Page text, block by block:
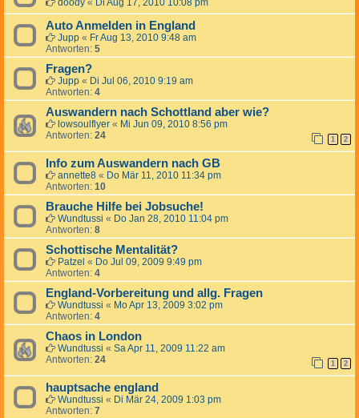
doody « Di Aug 17, 2010 10:08 pm
Auto Anmelden in England
Jupp « Fr Aug 13, 2010 9:48 am
Antworten: 5
Fragen?
Jupp « Di Jul 06, 2010 9:19 am
Antworten: 4
Auswandern nach Schottland aber wie?
lowsoulflyer « Mi Jun 09, 2010 8:56 pm
Antworten: 24 1 2
Info zum Auswandern nach GB
annette8 « Do Mär 11, 2010 11:34 pm
Antworten: 10
Brauche Hilfe bei Jobsuche!
Wundtussi « Do Jan 28, 2010 11:04 pm
Antworten: 8
Schottische Mentalität?
Patzel « Do Jul 09, 2009 9:49 pm
Antworten: 4
England-Vorbereitung und allg. Fragen
Wundtussi « Mo Apr 13, 2009 3:02 pm
Antworten: 4
Chaos in London
Wundtussi « Sa Apr 11, 2009 11:22 am
Antworten: 24 1 2
hauptsache england
Wundtussi « Di Mär 24, 2009 1:03 pm
Antworten: 7